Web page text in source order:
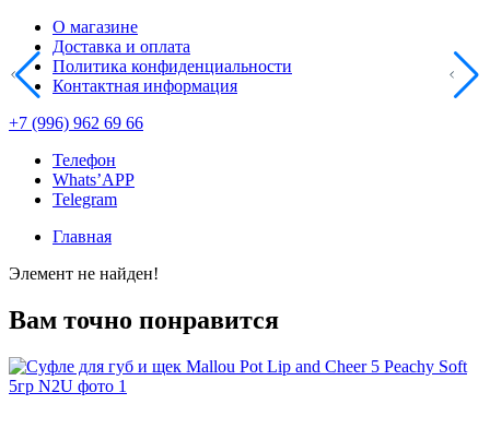
О магазине
Доставка и оплата
Политика конфиденциальности
Контактная информация
+7 (996) 962 69 66
Телефон
Whats’APP
Telegram
Главная
Элемент не найден!
Вам точно понравится